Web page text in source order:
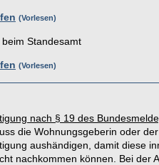
Vorlesen
Standesamt
Vorlesen
nach § 19 des
die Wohnungsgeberin oder
aushändigen, damit diese
nachkommen können. Bei der